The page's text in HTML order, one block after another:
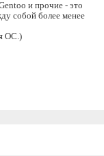
и прочие - это
собой более менее
ОС.)